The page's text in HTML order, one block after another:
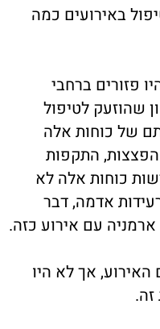
באירועים כמה
פזורים ברחבי
שהוזעק לטיפול
של כוחות אלה
הפצצות, התקפות
כוחות אלה לא
אדמה, דבר
עם אירוע כזה.
אך לא היו
זה.